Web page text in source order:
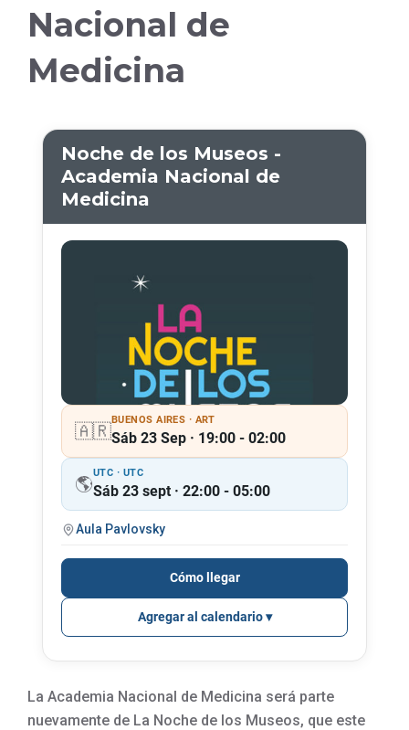
Nacional de
Medicina
Noche de los Museos -
Academia Nacional de
Medicina
🇦🇷
BUENOS AIRES · ART
Sáb 23 Sep · 19:00 - 02:00
🌎
UTC · UTC
Sáb 23 sept · 22:00 - 05:00
Aula Pavlovsky
Cómo llegar
Agregar al calendario
La Academia Nacional de Medicina será parte
nuevamente de La Noche de los Museos, que este